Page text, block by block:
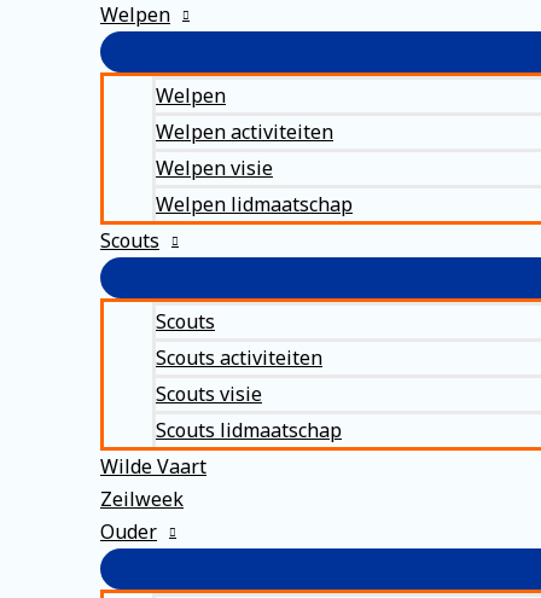
Welpen
Welpen
Welpen activiteiten
Welpen visie
Welpen lidmaatschap
Scouts
Scouts
Scouts activiteiten
Scouts visie
Scouts lidmaatschap
Wilde Vaart
Zeilweek
Ouder